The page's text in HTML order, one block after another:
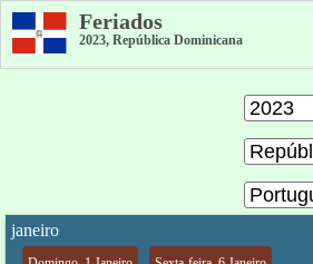
Feriados
2023, República Dominicana
janeiro